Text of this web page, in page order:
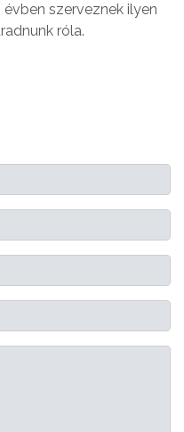
szerveznek ilyen
róla.